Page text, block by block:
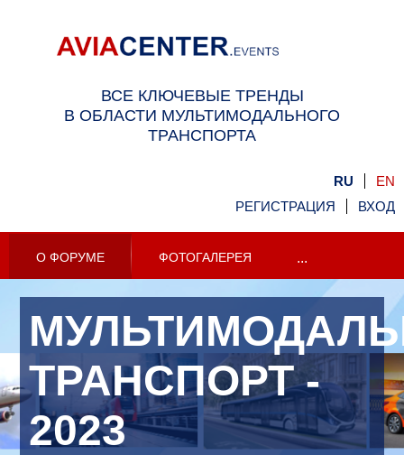
ВСЕ КЛЮЧЕВЫЕ ТРЕНДЫ
В ОБЛАСТИ МУЛЬТИМОДАЛЬНОГО
ТРАНСПОРТА
RU
EN
РЕГИСТРАЦИЯ
ВХОД
О ФОРУМЕ ФОТОГАЛЕРЕЯ ...
ТРАНСПОРТ -
2023